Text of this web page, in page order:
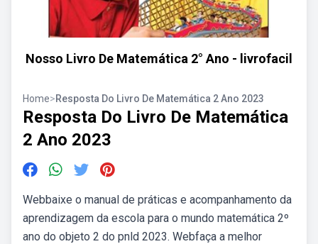
Nosso Livro De Matemática 2° Ano - livrofacil
Home>Resposta Do Livro De Matemática 2 Ano 2023
Resposta Do Livro De Matemática
2 Ano 2023
Webbaixe o manual de práticas e acompanhamento da
aprendizagem da escola para o mundo matemática 2º
ano do objeto 2 do pnld 2023. Webfaça a melhor